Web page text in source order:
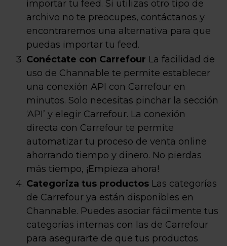
importar tu feed. Si utilizas otro tipo de
archivo no te preocupes, contáctanos y
encontraremos una alternativa para que
puedas importar tu feed.
Conéctate con Carrefour La facilidad de
uso de Channable te permite establecer
una conexión API con Carrefour en
minutos. Solo necesitas pinchar la sección
‘API’ y elegir Carrefour. La conexión
directa con Carrefour te permite
automatizar tu proceso de venta online
ahorrando tiempo y dinero. No pierdas
más tiempo, ¡Empieza ahora!
Categoriza tus productos Las categorías
de Carrefour ya están disponibles en
Channable. Puedes asociar fácilmente tus
categorías internas con las de Carrefour
para asegurarte de que tus productos